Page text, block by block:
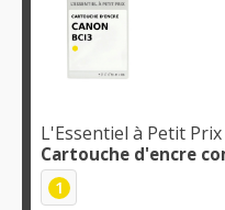
L'Essentiel à Petit Prix
Cartouche d'encre
1